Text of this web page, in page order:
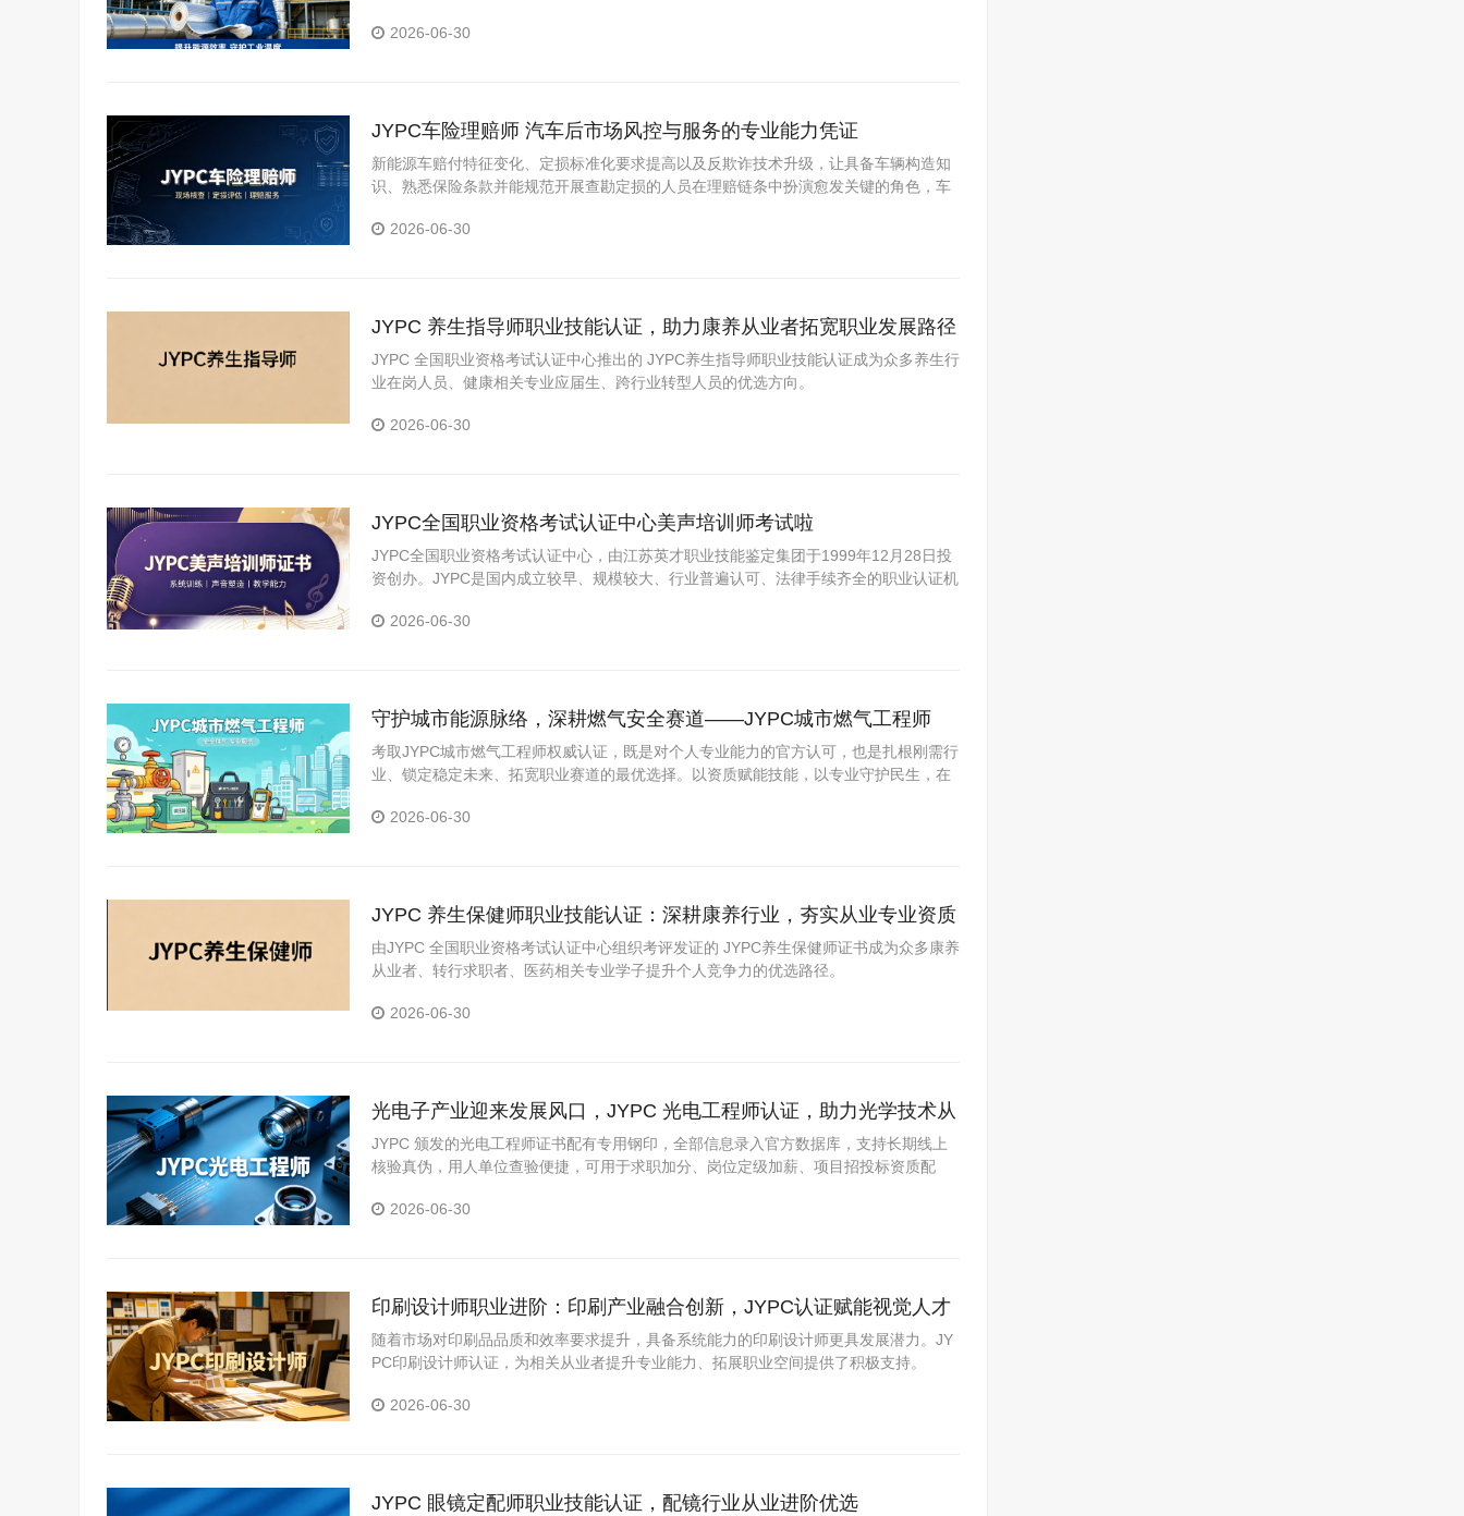
2026-06-30
JYPC车险理赔师 汽车后市场风控与服务的专业能力凭证
新能源车赔付特征变化、定损标准化要求提高以及反欺诈技术升级，让具备车辆构造知
识、熟悉保险条款并能规范开展查勘定损的人员在理赔链条中扮演愈发关键的角色，车
2026-06-30
JYPC 养生指导师职业技能认证，助力康养从业者拓宽职业发展路径
JYPC 全国职业资格考试认证中心推出的 JYPC养生指导师职业技能认证成为众多养生行
业在岗人员、健康相关专业应届生、跨行业转型人员的优选方向。
2026-06-30
JYPC全国职业资格考试认证中心美声培训师考试啦
JYPC全国职业资格考试认证中心，由江苏英才职业技能鉴定集团于1999年12月28日投
资创办。JYPC是国内成立较早、规模较大、行业普遍认可、法律手续齐全的职业认证机
2026-06-30
守护城市能源脉络，深耕燃气安全赛道——JYPC城市燃气工程师
考取JYPC城市燃气工程师权威认证，既是对个人专业能力的官方认可，也是扎根刚需行
业、锁定稳定未来、拓宽职业赛道的最优选择。以资质赋能技能，以专业守护民生，在
2026-06-30
JYPC 养生保健师职业技能认证：深耕康养行业，夯实从业专业资质
由JYPC 全国职业资格考试认证中心组织考评发证的 JYPC养生保健师证书成为众多康养
从业者、转行求职者、医药相关专业学子提升个人竞争力的优选路径。
2026-06-30
光电子产业迎来发展风口，JYPC 光电工程师认证，助力光学技术从
业者拓宽上升通道
JYPC 颁发的光电工程师证书配有专用钢印，全部信息录入官方数据库，支持长期线上
核验真伪，用人单位查验便捷，可用于求职加分、岗位定级加薪、项目招投标资质配
式，从报名咨询、备考指导、组织考核到证书发放、档案录入，配备专属客服全程跟
2026-06-30
印刷设计师职业进阶：印刷产业融合创新，JYPC认证赋能视觉人才
发展
随着市场对印刷品品质和效率要求提升，具备系统能力的印刷设计师更具发展潜力。JY
PC印刷设计师认证，为相关从业者提升专业能力、拓展职业空间提供了积极支持。
2026-06-30
JYPC 眼镜定配师职业技能认证，配镜行业从业进阶优选